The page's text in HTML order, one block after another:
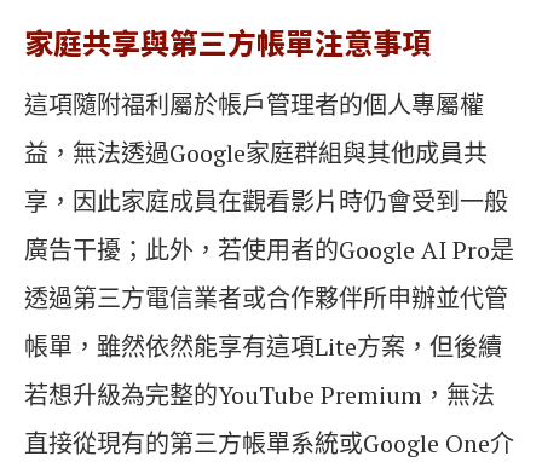
家庭共享與第三方帳單注意事項
這項隨附福利屬於帳戶管理者的個人專屬權
益，無法透過Google家庭群組與其他成員共
享，因此家庭成員在觀看影片時仍會受到一般
廣告干擾；此外，若使用者的Google AI Pro是
透過第三方電信業者或合作夥伴所申辦並代管
帳單，雖然依然能享有這項Lite方案，但後續
若想升級為完整的YouTube Premium，無法
直接從現有的第三方帳單系統或Google One介